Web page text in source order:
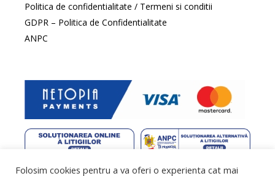
Politica de confidentialitate / Termeni si conditii
GDPR – Politica de Confidentialitate
ANPC
web design by DowMedia |gazduire webby SpeedHost
Folosim cookies pentru a va oferi o experienta cat mai